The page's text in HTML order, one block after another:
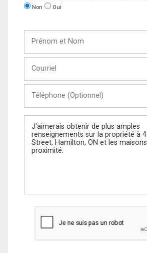
Non Oui
Nom
(Optionnel)
Message